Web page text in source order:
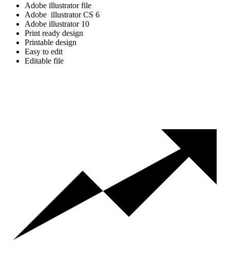
Adobe illustratorfile
Adobe illustratorCS 6
Adobe illustrator 10
Print ready design
Printable design
Easy to edit
Editable file